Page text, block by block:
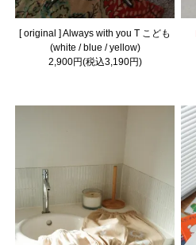
[ original ] Always with you T こども
(white / blue / yellow)
2,900円(税込3,190円)